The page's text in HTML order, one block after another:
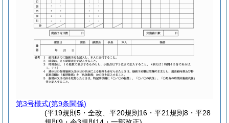
第3号様式(第9条関係)
(平19規則5・全改、平20規則16・平21規則8・平28